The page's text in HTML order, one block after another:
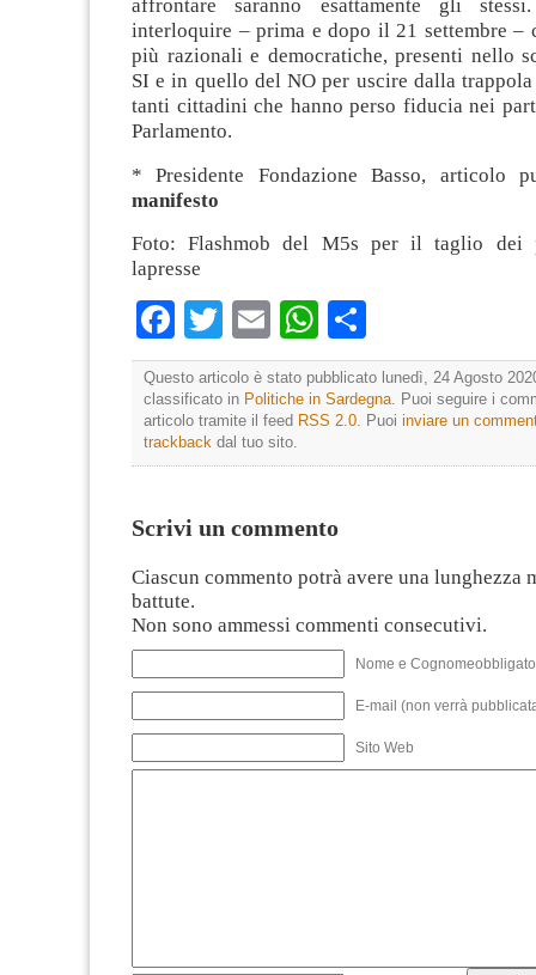
affrontare saranno esattamente gli
interloquire – prima e dopo il 21 settembre –
più razionali e democratiche, presenti nello
SI e in quello del NO per uscire dalla
tanti cittadini che hanno perso fiducia nei
Parlamento.
* Presidente Fondazione Basso, articolo
manifesto
Foto: Flashmob del M5s per il taglio dei
lapresse
Facebook
TwitterEmailWhatsApp
Questo articolo è stato pubblicato lunedì, 24 Agosto
classificato in Politiche in Sardegna. Puoi seguire i
articolo tramite il feed RSS 2.0. Puoi inviare un
trackback dal tuo sito.
Scrivi un commento
Ciascun commento potrà avere una lunghezza
battute.
Non sono ammessi commenti consecutivi.
Nome e
E-mail (non verrà
Sito Web